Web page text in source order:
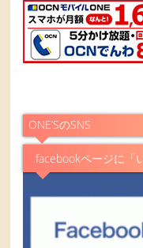
ONE’SのSNS
facebookページに「